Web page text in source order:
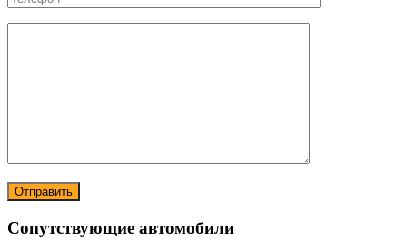
Сопутствующие автомобили